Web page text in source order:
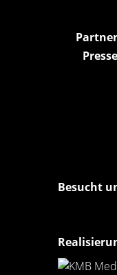
Partner
Presse
Besucht